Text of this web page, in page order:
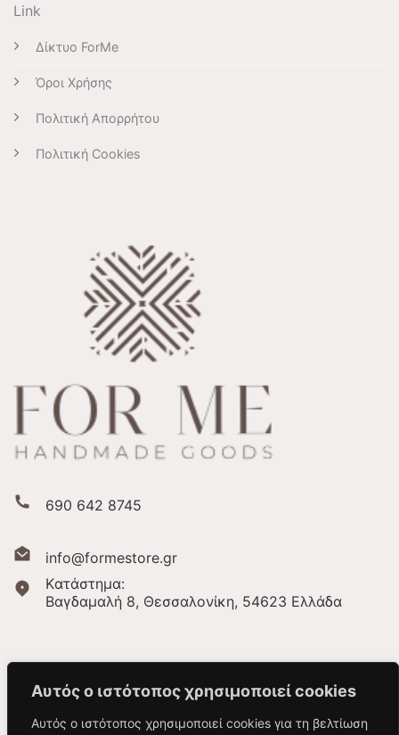
Αυτός ο ιστότοπος χρησιμοποιεί cookies
Αυτός ο ιστότοπος χρησιμοποιεί cookies για τη βελτίωση
Link
Δίκτυο ForMe
Όροι Χρήσης
Πολιτική Απορρήτου
Πολιτική Cookies
690 642 8745
info@formestore.gr
Kατάστημα:
Βαγδαμαλή 8, Θεσσαλονίκη, 54623 Ελλάδα